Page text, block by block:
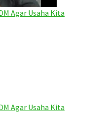
Agar Usaha Kita
Agar Usaha Kita